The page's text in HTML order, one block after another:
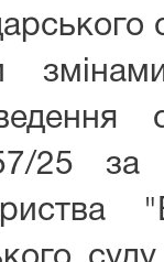
25 за